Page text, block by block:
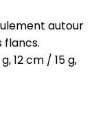
autour
flancs.
12 cm / 15 g,